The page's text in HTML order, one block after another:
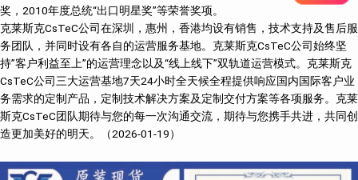
奖，2010年度总统“出口明星奖”等荣誉奖项。
克莱斯克CsTeC公司在深圳，惠州，香港均设有销售，技术支持及售后服
务团队，并同时设有各自的运营服务基地。克莱斯克CsTeC公司始终坚
持”客户利益至上”的运营理念以及“线上线下”双轨道运营模式。克莱斯克
CsTeC公司三大运营基地7天24小时全天候全程提供响应国内国际客户业
务需求的定制产品，定制技术解决方案及定制交付方案等各项服务。克莱
斯克CsTeC团队期待与您的每一次沟通交流，期待与您携手共进，共同创
造更加美好的明天。（2026-01-19）